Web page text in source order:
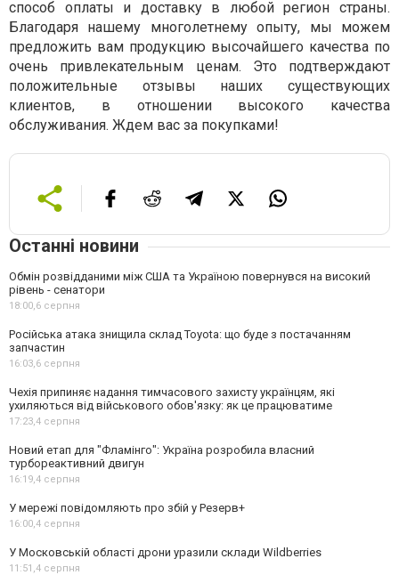
способ оплаты и доставку в любой регион страны.
Благодаря нашему многолетнему опыту, мы можем
предложить вам продукцию высочайшего качества по
очень привлекательным ценам. Это подтверждают
положительные отзывы наших существующих
клиентов, в отношении высокого качества
обслуживания. Ждем вас за покупками!
Останні новини
Обмін розвідданими між США та Україною повернувся на високий
рівень - сенатори
18:00,6 серпня
Російська атака знищила склад Toyota: що буде з постачанням
запчастин
16:03,6 серпня
Чехія припиняє надання тимчасового захисту українцям, які
ухиляються від військового обов'язку: як це працюватиме
17:23,4 серпня
Новий етап для "Фламінго": Україна розробила власний
турбореактивний двигун
16:19,4 серпня
У мережі повідомляють про збій у Резерв+
16:00,4 серпня
У Московській області дрони уразили склади Wildberries
11:51,4 серпня